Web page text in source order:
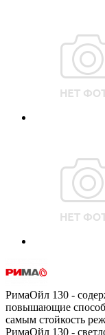
РимаОйл 130 -
повышающие
самым стойкость
РимаОйл 130 -